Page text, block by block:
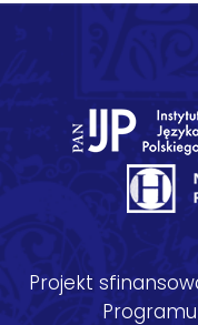
Projekt